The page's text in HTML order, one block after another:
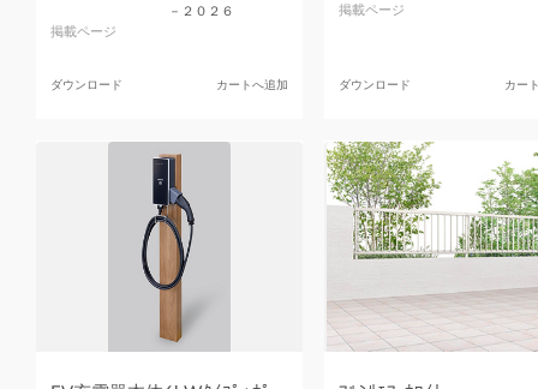
－２０２６
掲載ページ
ダウンロード カートへ追加
掲載ページ
ダウンロード カー